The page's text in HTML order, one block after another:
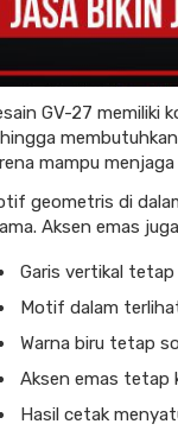
GV-27 memiliki
mampu
geometris di
Aksen emas
Garis vertikal
Motif dalam
Warna biru tetap
Aksen emas tetap
Hasil cetak